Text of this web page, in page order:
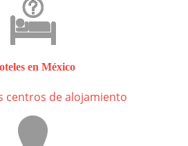
en México
centros de alojamiento